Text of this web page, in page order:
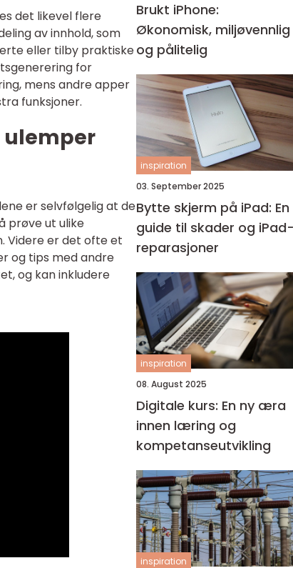
det likevel flere
av innhold, som
eller tilby praktiske
for
mens andre apper
funksjoner.
ulemper
er selvfølgelig at de
prøve ut ulike
Videre er det ofte et
og tips med andre
og kan inkludere
Brukt iPhone:
Økonomisk, miljøvennlig
og pålitelig
inspiration
03. September 2025
Bytte skjerm på iPad: En
guide til skader og iPad-
reparasjoner
inspiration
08. August 2025
Digitale kurs: En ny æra
innen læring og
kompetanseutvikling
inspiration